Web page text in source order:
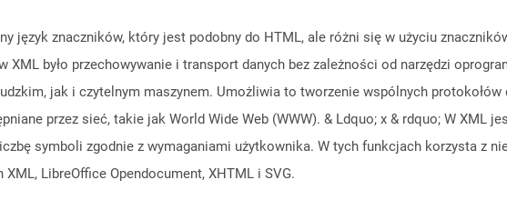
język znaczników, który jest podobny do HTML, ale różni się w użyciu
XML było przechowywanie i transport danych bez zależności od narzędzi
jak i czytelnym maszynem. Umożliwia to tworzenie wspólnych
przez sieć, takie jak World Wide Web (WWW). & Ldquo; x & rdquo; W XML
symboli zgodnie z wymaganiami użytkownika. W tych funkcjach korzysta z
LibreOffice Opendocument, XHTML i SVG.